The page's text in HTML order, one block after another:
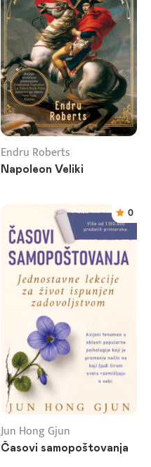
Endru Roberts
Napoleon Veliki
0
Jun Hong Gjun
Časovi samopoštovanja